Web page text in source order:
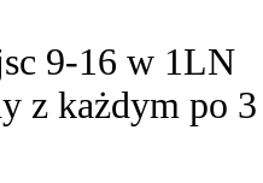
9-16 w 1LN
z każdym po